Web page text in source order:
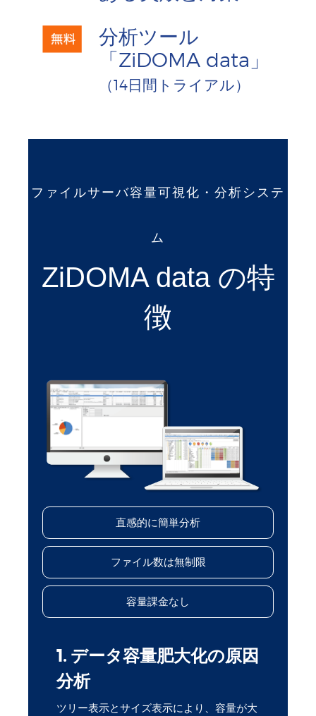
分析ツール
「ZiDOMA data」
（14日間トライアル）
ファイルサーバ容量可視化・分析システ
ム
ZiDOMA data の特
徴
直感的に簡単分析
ファイル数は無制限
容量課金なし
1. データ容量肥大化の原因
分析
ツリー表示とサイズ表示により、容量が大